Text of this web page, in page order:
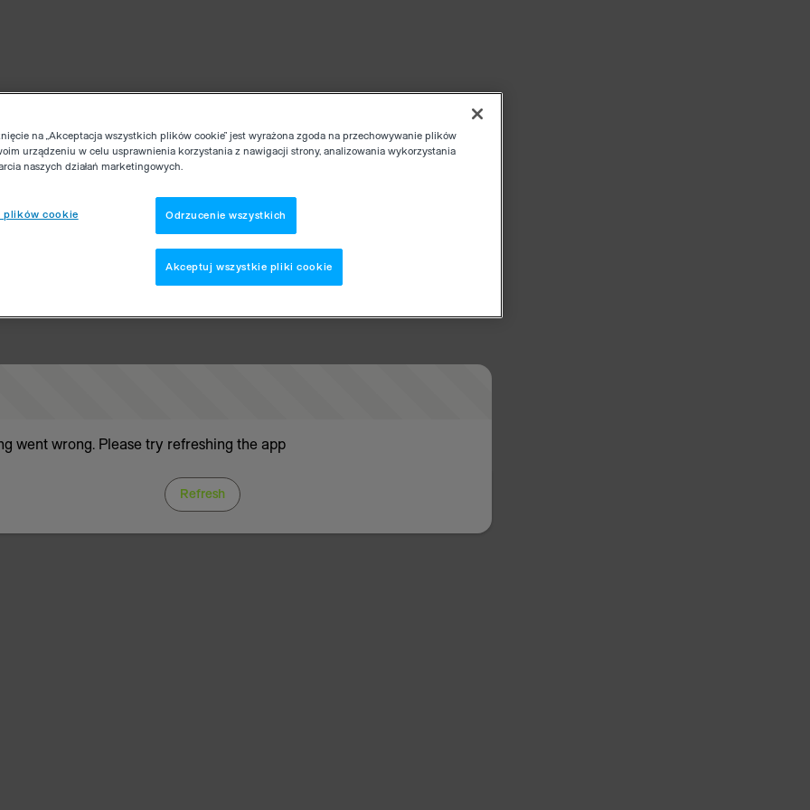
went wrong. Please try refreshing the app
Refresh
na „Akceptacja wszystkich plików cookie” jest wyrażona zgoda na przechowywanie plików
urządzeniu w celu usprawnienia korzystania z nawigacji strony, analizowania wykorzystania
naszych działań marketingowych.
plików cookie Odrzucenie wszystkich
Akceptuj wszystkie pliki cookie